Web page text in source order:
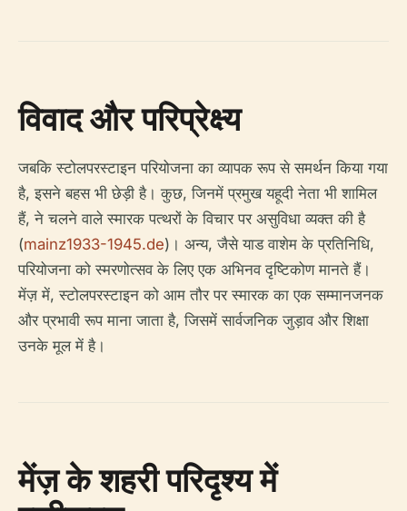
विवाद और परिप्रेक्ष्य
जबकि स्टोलपरस्टाइन परियोजना का व्यापक रूप से समर्थन किया गया
है, इसने बहस भी छेड़ी है। कुछ, जिनमें प्रमुख यहूदी नेता भी शामिल
हैं, ने चलने वाले स्मारक पत्थरों के विचार पर असुविधा व्यक्त की है
(mainz1933-1945.de)। अन्य, जैसे याड वाशेम के प्रतिनिधि,
परियोजना को स्मरणोत्सव के लिए एक अभिनव दृष्टिकोण मानते हैं।
मेंज़ में, स्टोलपरस्टाइन को आम तौर पर स्मारक का एक सम्मानजनक
और प्रभावी रूप माना जाता है, जिसमें सार्वजनिक जुड़ाव और शिक्षा
उनके मूल में है।
मेंज़ के शहरी परिदृश्य में